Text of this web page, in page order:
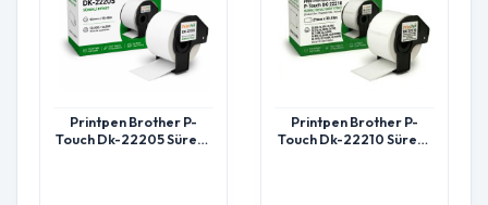
Printpen Brother P-
Touch Dk-22205 Sürekli
Printpen Brother P-
Touch Dk-22210 Sürekli